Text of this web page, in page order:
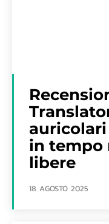
in tempo
libere
18 AGOSTO 2025